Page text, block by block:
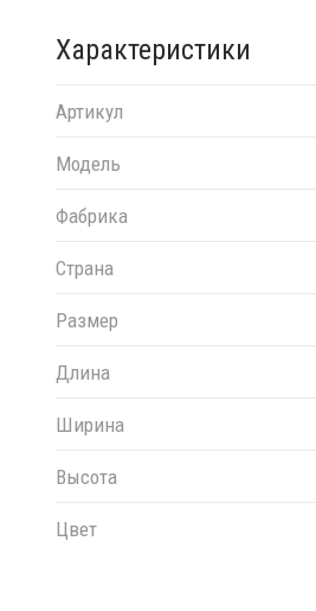
Характеристики
Артикул
Модель
Фабрика
Страна
Размер
Длина
Ширина
Высота
Цвет